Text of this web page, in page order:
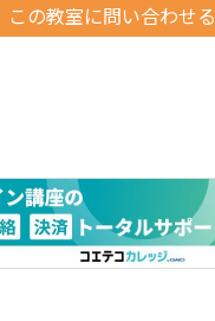
この教室に問い合わせる